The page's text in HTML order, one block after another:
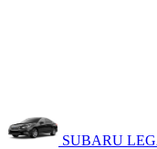
SUBARU